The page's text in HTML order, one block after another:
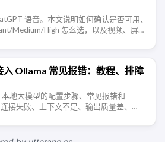
语音。本文说明如何确认是否可用、
Medium/High 怎么选，以及视频、屏幕
Ollama 常见报错：教程、排障
地大模型的配置步骤、常见报错和
接失败、上下文不足、输出质量差、
场景。